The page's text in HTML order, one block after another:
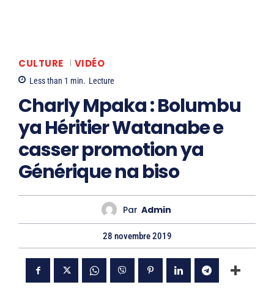
CULTURE VIDÉO
Less than 1 min. Lecture
Charly Mpaka : Bolumbu
ya Héritier Watanabe e
casser promotion ya
Générique na biso
Par Admin
28 novembre 2019